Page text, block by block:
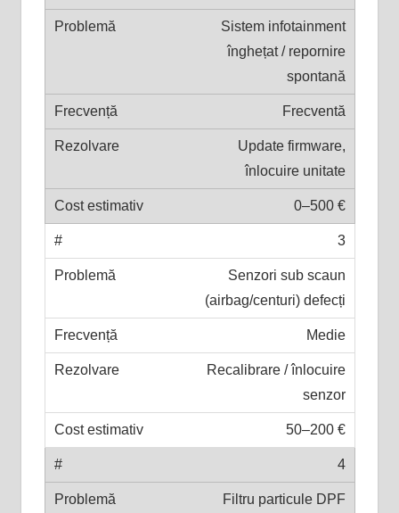
Sistem infotainment
înghețat / repornire
spontană
Frecventă
Update firmware,
înlocuire unitate
0–500 €
3
Senzori sub scaun
(airbag/centuri) defecți
Medie
Recalibrare / înlocuire
senzor
50–200 €
4
Filtru particule DPF